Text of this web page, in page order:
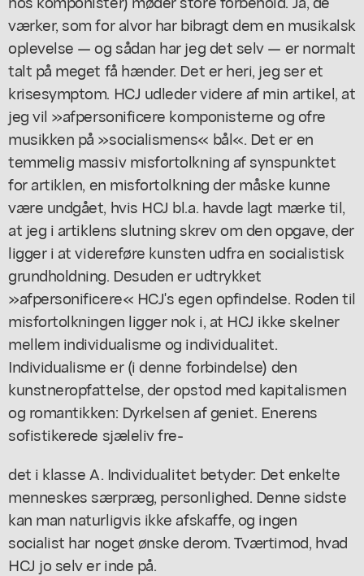
værker, som for alvor har bibragt dem en musikalsk
oplevelse — og sådan har jeg det selv — er normalt
talt på meget få hænder. Det er heri, jeg ser et
krisesymptom. HCJ udleder videre af min artikel, at
jeg vil »afpersonificere komponisterne og ofre
musikken på »socialismens« bål«. Det er en
temmelig massiv misfortolkning af synspunktet
for artiklen, en misfortolkning der måske kunne
være undgået, hvis HCJ bl.a. havde lagt mærke til,
at jeg i artiklens slutning skrev om den opgave, der
ligger i at videreføre kunsten udfra en socialistisk
grundholdning. Desuden er udtrykket
»afpersonificere« HCJ's egen opfindelse. Roden til
misfortolkningen ligger nok i, at HCJ ikke skelner
mellem individualisme og individualitet.
Individualisme er (i denne forbindelse) den
kunstneropfattelse, der opstod med kapitalismen
og romantikken: Dyrkelsen af geniet. Enerens
sofistikerede sjæleliv fre-
det i klasse A. Individualitet betyder: Det enkelte
menneskes særpræg, personlighed. Denne sidste
kan man naturligvis ikke afskaffe, og ingen
socialist har noget ønske derom. Tværtimod, hvad
HCJ jo selv er inde på.